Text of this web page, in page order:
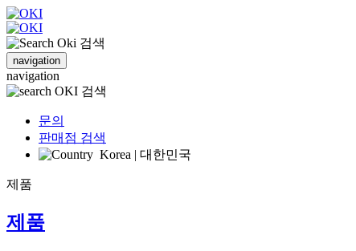
검색
navigation
navigation
검색
문의
판매점 검색
Korea | 대한민국
제품
제품